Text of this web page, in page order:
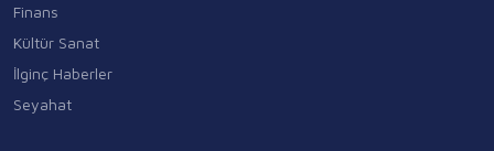
Finans
Kültür Sanat
İlginç Haberler
Seyahat